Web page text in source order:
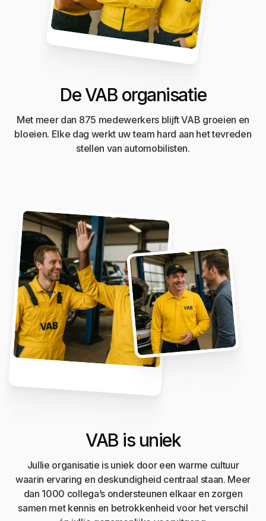
De VAB organisatie
Met meer dan 875 medewerkers blijft VAB groeien en
bloeien. Elke dag werkt uw team hard aan het tevreden
stellen van automobilisten.
VAB is uniek
Jullie organisatie is uniek door een warme cultuur
waarin ervaring en deskundigheid centraal staan. Meer
dan 1000 collega’s ondersteunen elkaar en zorgen
samen met kennis en betrokkenheid voor het verschil